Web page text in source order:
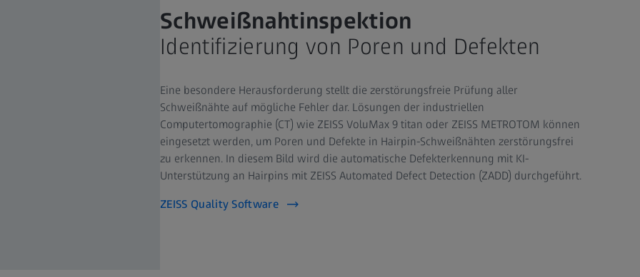
Schweißnahtinspektion
Identifizierung von Poren und Defekten
Eine besondere Herausforderung stellt die zerstörungsfreie Prüfung aller
Schweißnähte auf mögliche Fehler dar. Lösungen der industriellen
Computertomographie (CT) wie ZEISS VoluMax 9 titan oder ZEISS METROTOM können
eingesetzt werden, um Poren und Defekte in Hairpin-Schweißnähten zerstörungsfrei
zu erkennen. In diesem Bild wird die automatische Defekterkennung mit KI-
Unterstützung an Hairpins mit ZEISS Automated Defect Detection (ZADD) durchgeführt.
ZEISS Quality Software